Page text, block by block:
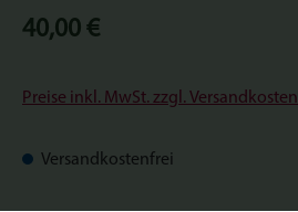
Regulärer Preis:
40,00 €
Preise inkl. MwSt. zzgl. Versandkosten
Versandkostenfrei